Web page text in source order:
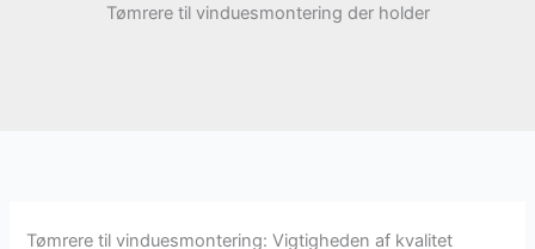
Tømrere til vinduesmontering der holder
Tømrere til vinduesmontering: Vigtigheden af kvalitet